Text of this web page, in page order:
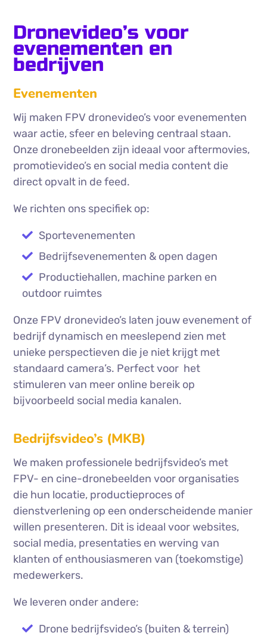
Dronevideo’s voor
evenementen en
bedrijven
Evenementen
Wij maken FPV dronevideo’s voor evenementen
waar actie, sfeer en beleving centraal staan.
Onze dronebeelden zijn ideaal voor aftermovies,
promotievideo’s en social media content die
direct opvalt in de feed.
We richten ons specifiek op:
Sportevenementen
Bedrijfsevenementen & open dagen
Productiehallen, machine parken en
outdoor ruimtes
Onze FPV dronevideo’s laten jouw evenement of
bedrijf dynamisch en meeslepend zien met
unieke perspectieven die je niet krijgt met
standaard camera’s. Perfect voor het
stimuleren van meer online bereik op
bijvoorbeeld social media kanalen.
Bedrijfsvideo’s (MKB)
We maken professionele bedrijfsvideo’s met
FPV- en cine-dronebeelden voor organisaties
die hun locatie, productieproces of
dienstverlening op een onderscheidende manier
willen presenteren. Dit is ideaal voor websites,
social media, presentaties en werving van
klanten of enthousiasmeren van (toekomstige)
medewerkers.
We leveren onder andere:
Drone bedrijfsvideo’s (buiten & terrein)